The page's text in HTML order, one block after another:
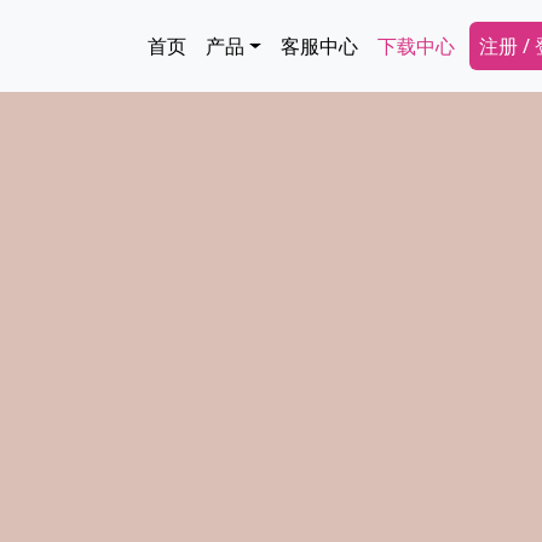
Main navigation
首页 产品 客服中心 下载中心 注册 /